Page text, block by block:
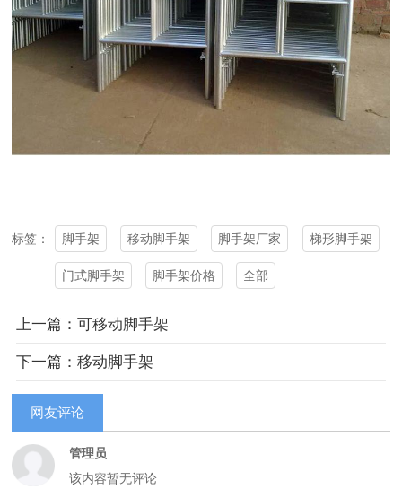
标签： 脚手架 移动脚手架 脚手架厂家 梯形脚手架
门式脚手架 脚手架价格 全部
上一篇：可移动脚手架
下一篇：移动脚手架
网友评论
管理员
该内容暂无评论